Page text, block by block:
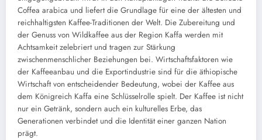
Coffea arabica und liefert die Grundlage für eine der ältesten und
reichhaltigsten Kaffee-Traditionen der Welt. Die Zubereitung und
der Genuss von Wildkaffee aus der Region Kaffa werden mit
Achtsamkeit zelebriert und tragen zur Stärkung
zwischenmenschlicher Beziehungen bei. Wirtschaftsfaktoren wie
der Kaffeeanbau und die Exportindustrie sind für die äthiopische
Wirtschaft von entscheidender Bedeutung, wobei der Kaffee aus
dem Königreich Kaffa eine Schlüsselrolle spielt. Der Kaffee ist nicht
nur ein Getränk, sondern auch ein kulturelles Erbe, das
Generationen verbindet und die Identität einer ganzen Nation
prägt.